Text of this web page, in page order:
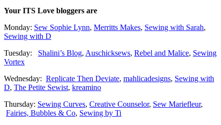
Your ITS Love bloggers are
Monday: Sew Sophie Lynn, Merritts Makes, Sewing with Sarah,
Sewing with D
Tuesday: Shalini’s Blog, Auschicksews, Rebel and Malice, Sewing
Vortex
Wednesday: Replicate Then Deviate, mahlicadesigns, Sewing with
D, The Petite Sewist, kreamino
Thursday: Sewing Curves, Creative Counselor, Sew Mariefleur,
Fairies, Bubbles & Co, Sewing by Ti